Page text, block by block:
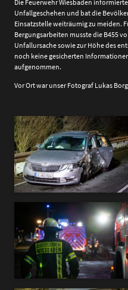
Die Feuerwehr Wiesbaden
Unfallgeschehen und bat die
Einsatzstelle weiträumig zu meiden.
Bergungsarbeiten musste die B455
Unfallursache sowie zur Höhe des
noch keine gesicherten
aufgenommen.
Vor Ort war unser Fotograf Lukas